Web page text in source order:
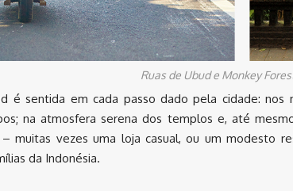
Ruas de Ubud e Monkey
é sentida em cada passo dado pela cidade: nos
na atmosfera serena dos templos e, até
muitas vezes uma loja casual, ou um modesto
da Indonésia.